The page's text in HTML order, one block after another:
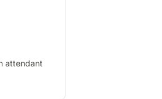
attendant